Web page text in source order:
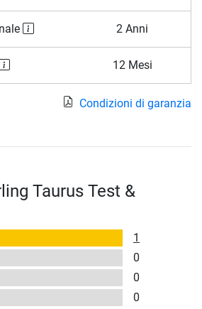
2 Anni
12 Mesi
Condizioni di garanzia
Taurus Test &
1
0
0
0